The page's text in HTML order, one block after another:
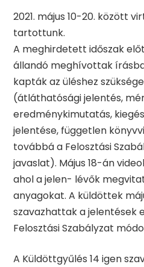
május 10-20. között
tartottunk.
A meghirdetett időszak
állandó meghívottak
kapták az üléshez
(átláthatósági jelentés,
eredménykimutatás,
jelentése, független
továbbá a Felosztási
javaslat). Május 18-án
ahol a jelen- lévők
anyagokat. A küldöttek
szavazhattak a jelentések
Felosztási Szabályzat
A Küldöttgyűlés 14 igen